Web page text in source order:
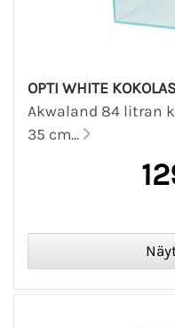
OPTI WHITE
Akwaland 84 litran
35 cm...